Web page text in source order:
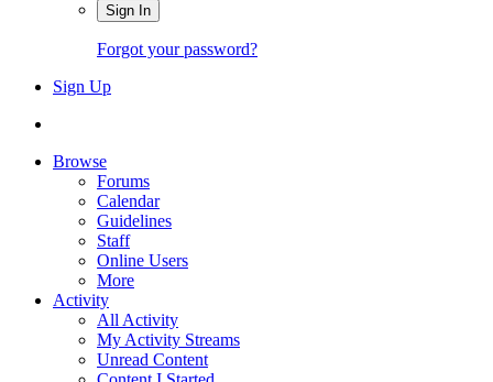
Sign In
Forgot your password?
Sign Up
Browse
Forums
Calendar
Guidelines
Staff
Online Users
More
Activity
All Activity
My Activity Streams
Unread Content